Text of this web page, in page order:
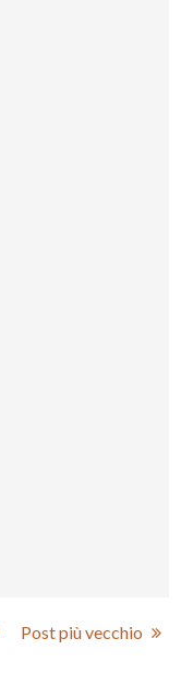
Post più vecchio